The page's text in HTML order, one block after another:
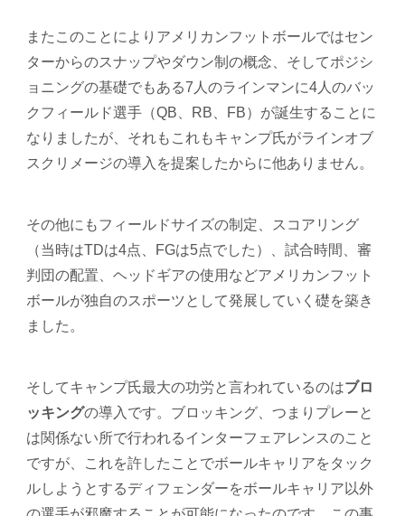
またこのことによりアメリカンフットボールではセン
ターからのスナップやダウン制の概念、そしてポジシ
ョニングの基礎でもある7人のラインマンに4人のバッ
クフィールド選手（QB、RB、FB）が誕生することに
なりましたが、それもこれもキャンプ氏がラインオブ
スクリメージの導入を提案したからに他ありません。
その他にもフィールドサイズの制定、スコアリング
（当時はTDは4点、FGは5点でした）、試合時間、審
判団の配置、ヘッドギアの使用などアメリカンフット
ボールが独自のスポーツとして発展していく礎を築き
ました。
そしてキャンプ氏最大の功労と言われているのはブロ
ッキングの導入です。ブロッキング、つまりプレーと
は関係ない所で行われるインターフェアレンスのこと
ですが、これを許したことでボールキャリアをタック
ルしようとするディフェンダーをボールキャリア以外